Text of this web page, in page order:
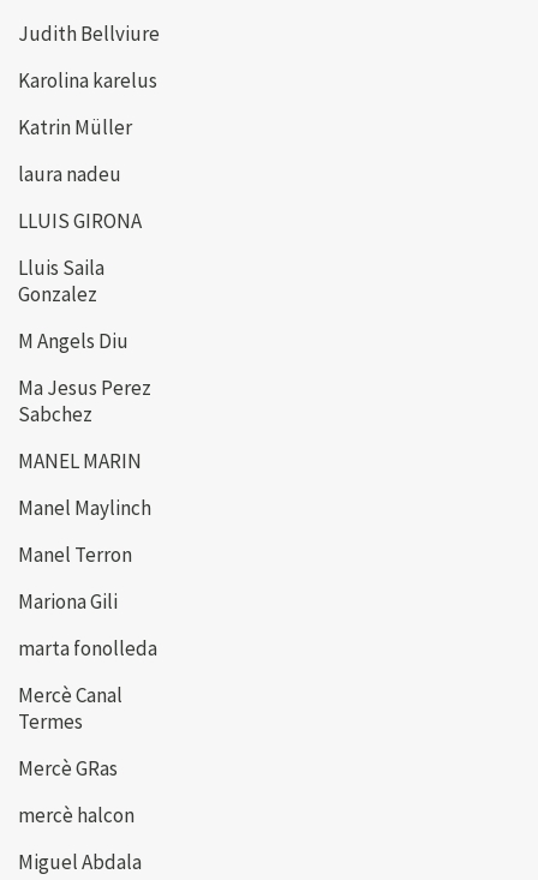
Judith Bellviure
Karolina karelus
Katrin Müller
laura nadeu
LLUIS GIRONA
Lluis Saila
Gonzalez
M Angels Diu
Ma Jesus Perez
Sabchez
MANEL MARIN
Manel Maylinch
Manel Terron
Mariona Gili
marta fonolleda
Mercè Canal
Termes
Mercè GRas
mercè halcon
Miguel Abdala